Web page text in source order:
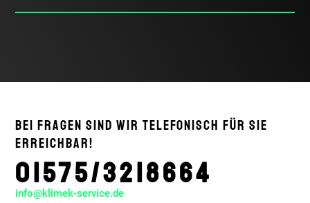
BEI FRAGEN SIND WIR TELEFONISCH FÜR SIE
ERREICHBAR!
01575/3218664
info@klimek-service.de